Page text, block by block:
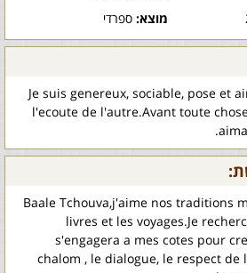
מוצא:ספרדי
Je suis genereux, sociable, pose et
l'ecoute de l'autre.Avant toute
Baale Tchouva,j'aime nos traditions
livres et les voyages.Je
s'engagera a mes cotes pour
chalom , le dialogue, le respect